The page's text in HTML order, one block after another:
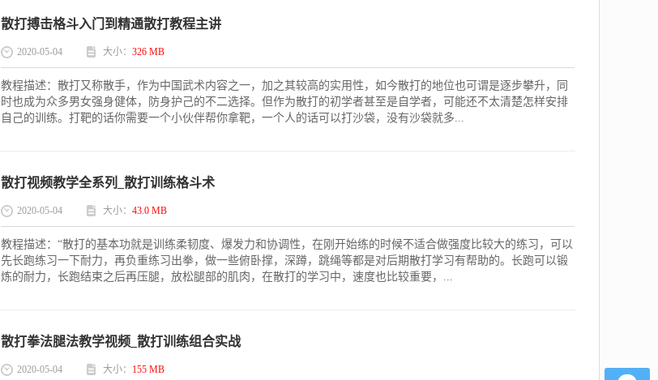
散打搏击格斗入门到精通散打教程主讲
2020-05-04 大小： 326 MB
教程描述：散打又称散手，作为中国武术内容之一，加之其较高的实用性，如今散打的地位也可谓是逐步攀升，同
时也成为众多男女强身健体，防身护己的不二选择。但作为散打的初学者甚至是自学者，可能还不太清楚怎样安排
自己的训练。打靶的话你需要一个小伙伴帮你拿靶，一个人的话可以打沙袋，没有沙袋就多...
散打视频教学全系列_散打训练格斗术
2020-05-04 大小： 43.0 MB
教程描述：“散打的基本功就是训练柔韧度、爆发力和协调性，在刚开始练的时候不适合做强度比较大的练习，可以
先长跑练习一下耐力，再负重练习出拳，做一些俯卧撑，深蹲，跳绳等都是对后期散打学习有帮助的。长跑可以锻
炼的耐力，长跑结束之后再压腿，放松腿部的肌肉，在散打的学习中，速度也比较重要，...
散打拳法腿法教学视频_散打训练组合实战
2020-05-04 大小： 155 MB